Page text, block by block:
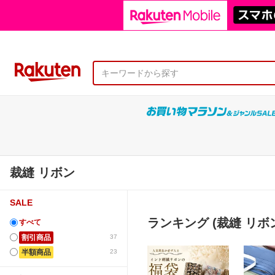
裁縫 リボン
SALE
すべて
37
割引商品
23
半額商品
ランキング (裁縫 リボ